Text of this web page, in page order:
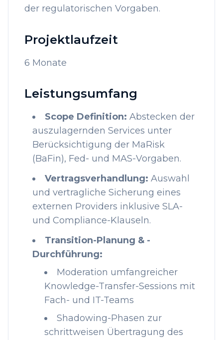
der regulatorischen Vorgaben.
Projektlaufzeit
6 Monate
Leistungsumfang
Scope Definition: Abstecken der
auszulagernden Services unter
Berücksichtigung der MaRisk
(BaFin), Fed- und MAS-Vorgaben.
Vertragsverhandlung: Auswahl
und vertragliche Sicherung eines
externen Providers inklusive SLA-
und Compliance-Klauseln.
Transition-Planung & -
Durchführung:
Moderation umfangreicher
Knowledge-Transfer-Sessions mit
Fach- und IT-Teams
Shadowing-Phasen zur
schrittweisen Übertragung des